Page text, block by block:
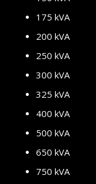
175 kVA
200 kVA
250 kVA
300 kVA
325 kVA
400 kVA
500 kVA
650 kVA
750 kVA